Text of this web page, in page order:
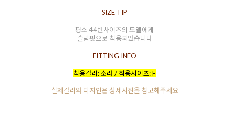
SIZE TIP
평소 44반사이즈의 모델에게
슬림핏으로 착용되었습니다
FITTING INFO
착용컬러: 소라 / 착용사이즈: F
실제컬러와 디자인은 상세사진을 참고해주세요